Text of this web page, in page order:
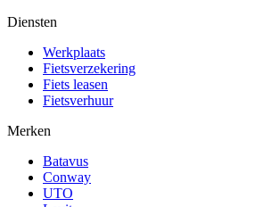
Diensten
Werkplaats
Fietsverzekering
Fiets leasen
Fietsverhuur
Merken
Batavus
Conway
UTO